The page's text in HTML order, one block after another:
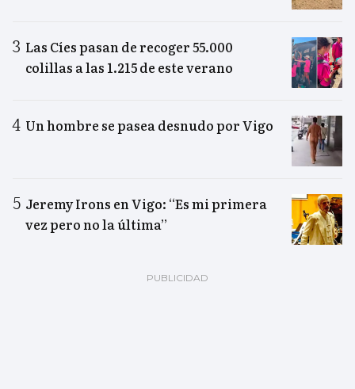
Las Cíes pasan de recoger 55.000
colillas a las 1.215 de este verano
Un hombre se pasea desnudo por Vigo
Jeremy Irons en Vigo: “Es mi primera
vez pero no la última”